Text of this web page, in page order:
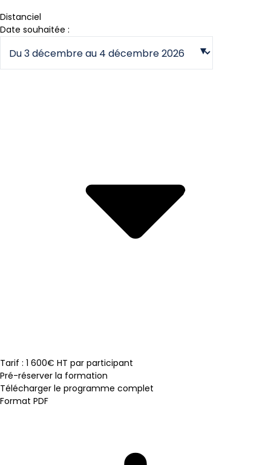
Distanciel
Date souhaitée :
Tarif : 1 600€ HT par participant
Pré-réserver la formation
Télécharger le programme complet
Format PDF